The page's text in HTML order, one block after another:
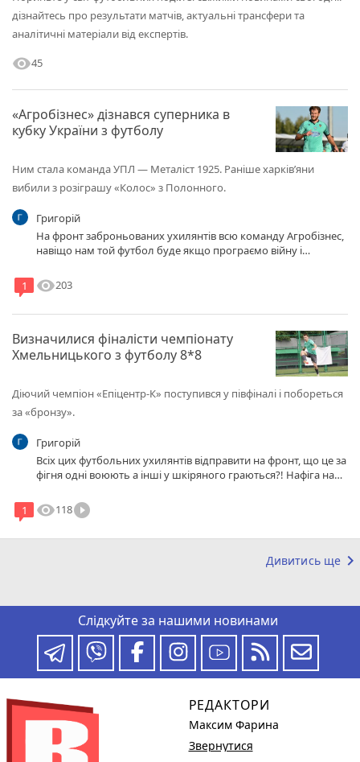
дізнайтесь про результати матчів, актуальні трансфери та
аналітичні матеріали від експертів.
visibility45
«Агробізнес» дізнався суперника в
кубку України з футболу
Ним стала команда УПЛ — Металіст 1925. Раніше харківʼяни
вибили з розіграшу «Колос» з Полонного.
Григорій
На фронт заброньованих ухилянтів всю команду Агробізнес,
навіщо нам той футбол буде якщо програємо війну і
1
visibility203
Визначилися фіналісти чемпіонату
Хмельницького з футболу 8*8
Діючий чемпіон «Епіцентр-К» поступився у півфіналі і побореться
за «бронзу».
Григорій
Всіх цих футбольних ухилянтів відправити на фронт, що це за
фігня одні воюють а інші у шкіряного граються?! Нафіга нам
1
visibility118play_circle_filled
Дивитись ще keyboard_arrow_right
Слідкуйте за нашими новинами
РЕДАКТОРИ
Максим Фарина
Звернутися